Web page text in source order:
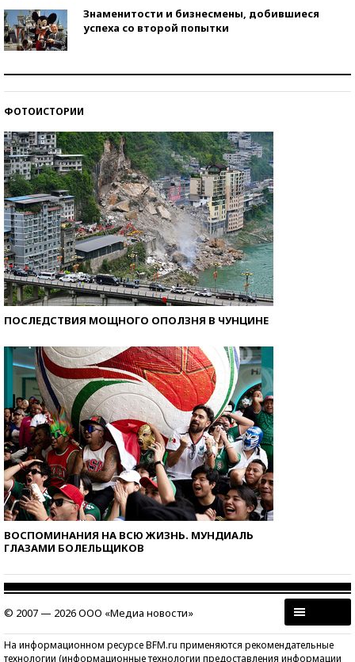
Знаменитости и бизнесмены, добившиеся
успеха со второй попытки
ФОТОИСТОРИИ
ПОСЛЕДСТВИЯ МОЩНОГО ОПОЛЗНЯ В ЧУНЦИНЕ
ВОСПОМИНАНИЯ НА ВСЮ ЖИЗНЬ. МУНДИАЛЬ
ГЛАЗАМИ БОЛЕЛЬЩИКОВ
© 2007 — 2026 ООО «Медиа новости»
На информационном ресурсе BFM.ru применяются рекомендательные
технологии (информационные технологии предоставления информации